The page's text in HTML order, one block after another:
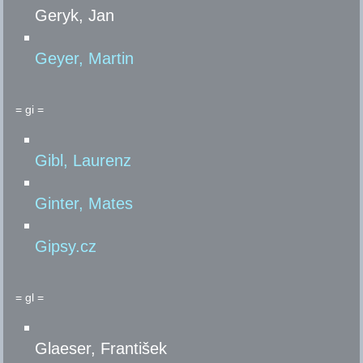
Geryk, Jan
Geyer, Martin
= gi =
Gibl, Laurenz
Ginter, Mates
Gipsy.cz
= gl =
Glaeser, František